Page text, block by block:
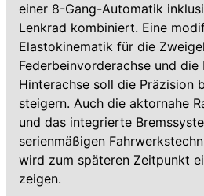
einer 8-Gang-Automatik
Lenkrad kombiniert. Eine
Elastokinematik für die
Federbeinvorderachse und die
Hinterachse soll die Präzision
steigern. Auch die aktornahe
und das integrierte
serienmäßigen
wird zum späteren Zeitpunkt
zeigen.